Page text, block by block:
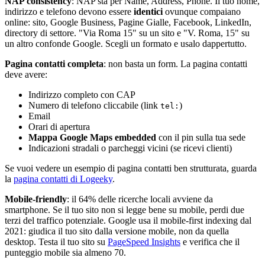
indirizzo e telefono devono essere identiciovunque compaiano
online: sito, Google Business, Pagine Gialle, Facebook, LinkedIn,
directory di settore. "Via Roma 15" su un sito e "V. Roma, 15" su
un altro confonde Google. Scegli un formato e usalo dappertutto.
Pagina contatti completa: non basta un form. La pagina contatti
deve avere:
Indirizzo completo con CAP
Numero di telefono cliccabile (link tel: )
Email
Orari di apertura
Mappa Google Maps embedded con il pin sulla tua sede
Indicazioni stradali o parcheggi vicini (se ricevi clienti)
Se vuoi vedere un esempio di pagina contatti ben strutturata, guarda
la pagina contatti di Logeeky.
Mobile-friendly: il 64% delle ricerche locali avviene da
smartphone. Se il tuo sito non si legge bene su mobile, perdi due
terzi del traffico potenziale. Google usa il mobile-first indexing dal
2021: giudica il tuo sito dalla versione mobile, non da quella
desktop. Testa il tuo sito su PageSpeed Insights e verifica che il
punteggio mobile sia almeno 70.